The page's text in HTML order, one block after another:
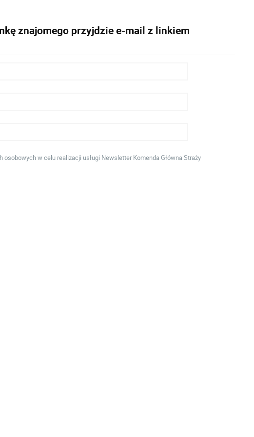
znajomego przyjdzie e-mail z linkiem
w celu realizacji usługi Newsletter Komenda Główna Straży